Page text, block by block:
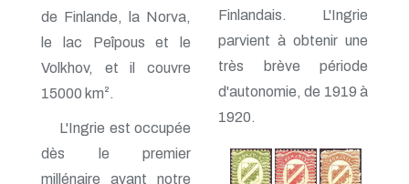
de Finlande, la Norva,
le lac Peîpous et le
Volkhov, et il couvre
15000 km².
L'Ingrie est occupée
dès le premier
millénaire avant notre
Finlandais. L'Ingrie
parvient à obtenir une
très brève période
d'autonomie, de 1919 à
1920.